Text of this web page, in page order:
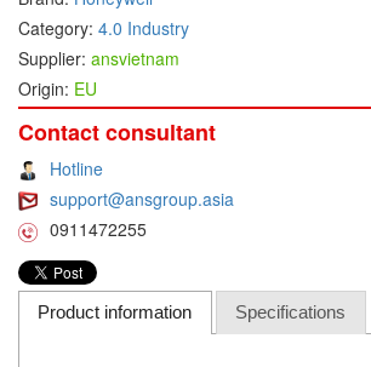
DEIF
Delmhorst VietNam
DELTA
Delta sensor
Delta-mobrey
DEMA Engineering/ Foam- IT
DESAX
Category: 4.0 Industry
Supplier: ansvietnam
Origin: EU
Contact consultant
Hotline
support@ansgroup.asia
0911472255
Product information Specifications